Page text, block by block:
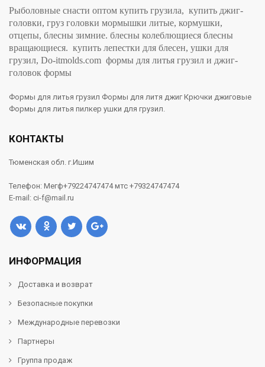
Рыболовные снасти оптом купить грузила, купить джиг-
головки, груз головки мормышки литые, кормушки,
отцепы, блесны зимние. блесны колеблющиеся блесны
вращающиеся. купить лепестки для блесен, ушки для
грузил, Do-itmolds.com формы для литья грузил и джиг-
головок формы
Формы для литья грузил Формы для литя джиг Крючки джиговые
Формы для литья пилкер ушки для грузил.
КОНТАКТЫ
Тюменская обл. г.Ишим
Телефон: Мегф+79224747474 мтс +79324747474
E-mail: ci-f@mail.ru
ИНФОРМАЦИЯ
Доставка и возврат
Безопасные покупки
Международные перевозки
Партнеры
Группа продаж